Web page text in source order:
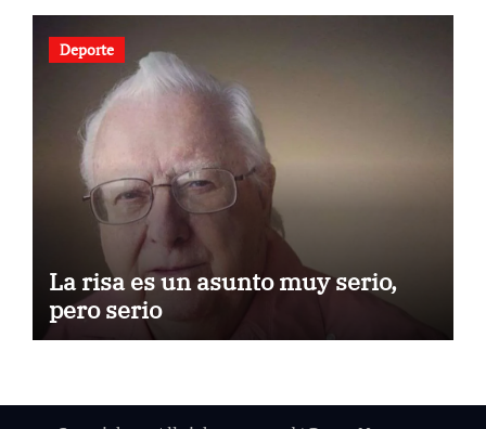
Deporte
La risa es un asunto muy serio,
pero serio